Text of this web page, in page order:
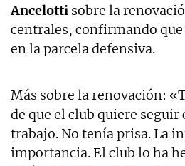
Ancelotti sobre la
centrales, confirmando
en la parcela defensiva.
Más sobre la renovación:
de que el club quiere
trabajo. No tenía prisa. La
importancia. El club lo ha